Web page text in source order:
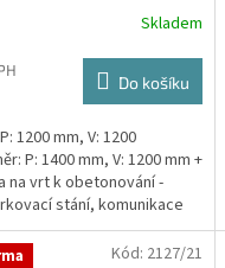
Skladem
Do košíku
1200 mm, V: 1200
P: 1400 mm, V: 1200 mm +
na vrt k obetonování -
stání, komunikace
Kód: 2127/21